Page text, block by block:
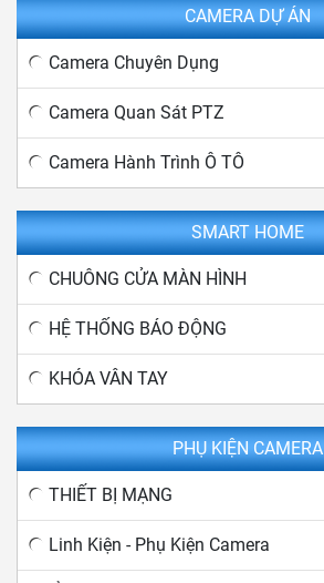
CAMERA DỰ ÁN
Camera Chuyên Dụng
Camera Quan Sát PTZ
Camera Hành Trình Ô TÔ
SMART HOME
CHUÔNG CỬA MÀN HÌNH
HỆ THỐNG BÁO ĐỘNG
KHÓA VÂN TAY
PHỤ KIỆN CAMERA
THIẾT BỊ MẠNG
Linh Kiện - Phụ Kiện Camera